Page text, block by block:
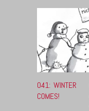
041: WINTER
COMES!